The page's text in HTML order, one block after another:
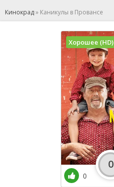
Кинокрад» Каникулы в Провансе
Хорошее (HD)
0
0